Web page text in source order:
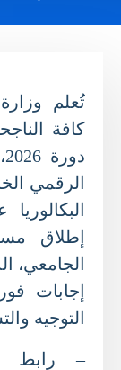
تُعلم
كافة
الرقمي
إطلاق
الجامعي،
إجابات
التوجيه
– رابط